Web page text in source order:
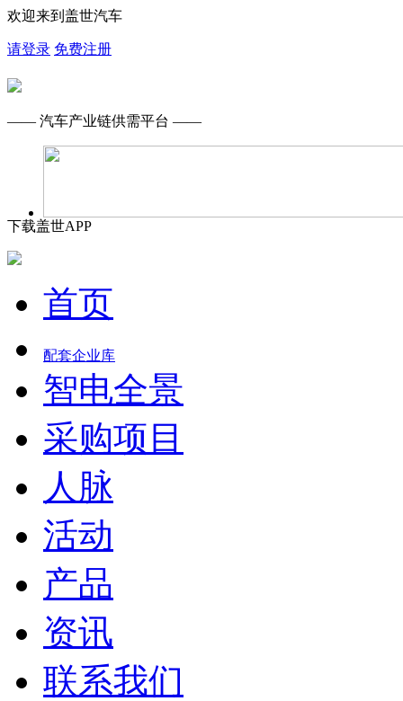
欢迎来到盖世汽车
请登录 免费注册
—— 汽车产业链供需平台 ——
下载盖世APP
首页
配套企业库
智电全景
采购项目
人脉
活动
产品
资讯
联系我们